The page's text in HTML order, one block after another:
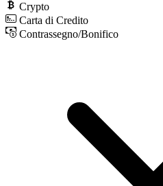
Crypto
Carta di Credito
Contrassegno/Bonifico